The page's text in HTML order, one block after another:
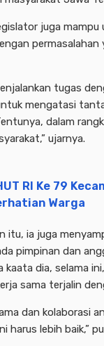
juga mampu
permasalahan
tugas
mengatasi
dalam
ujarnya.
RI Ke 79
Warga
itu, ia juga
pimpinan dan
kaata dia, selama
sama terjalin
dan kolaborasi
harus lebih baik,”